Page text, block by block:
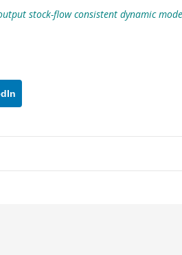
stock-flow consistent dynamic